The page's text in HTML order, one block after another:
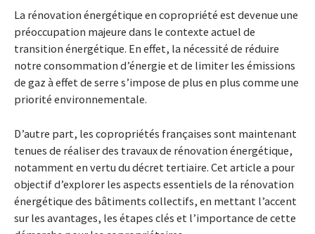
La rénovation énergétique en copropriété est devenue une
préoccupation majeure dans le contexte actuel de
transition énergétique. En effet, la nécessité de réduire
notre consommation d’énergie et de limiter les émissions
de gaz à effet de serre s’impose de plus en plus comme une
priorité environnementale.
D’autre part, les copropriétés françaises sont maintenant
tenues de réaliser des travaux de rénovation énergétique,
notamment en vertu du décret tertiaire. Cet article a pour
objectif d’explorer les aspects essentiels de la rénovation
énergétique des bâtiments collectifs, en mettant l’accent
sur les avantages, les étapes clés et l’importance de cette